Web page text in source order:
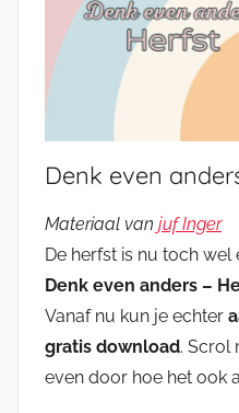
Denk even
Materiaal van juf Inger
De herfst is nu toch
Denk even anders –
Vanaf nu kun je echter
gratis download. Scrol
even door hoe het ook